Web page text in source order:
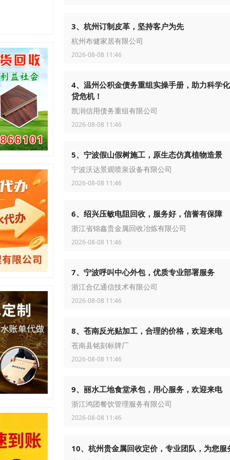
3、杭州订制皮革，坚持客户为先
杭州布健家居有限公司
2026-08-08 11:46
4、温州公积金债务重组实操手册，助力科学
贷危机！
凯润信用债务重组有限公司
2026-08-08 11:46
5、宁波假山假树施工，原生态仿真植物造景
宁波沃达景观喷泉设备有限公司
2026-08-08 11:46
6、绍兴压敏电阻回收，服务好，信誉有保障
浙江省锦鑫贵金属回收冶炼有限公司
2026-08-08 11:46
7、宁波呼叫中心外包，优质专业部署服务
浙江合亿通信技术有限公司
2026-08-08 11:46
8、苍南反光贴加工，合理的价格，欢迎来电
苍南县铭刻标牌厂
2026-08-08 11:46
9、丽水工地食堂承包，用心服务，欢迎来电
浙江鸿团餐饮管理服务有限公司
2026-08-08 11:46
10、杭州贵金属回收定价，专业团队，为您服